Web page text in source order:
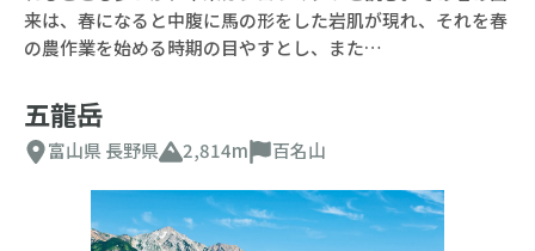
来は、春になると中腹に馬の形をした岩肌が現れ、それを春
の農作業を始める時期の目やすとし、また…
五龍岳
富山県 長野県 2,814m 百名山